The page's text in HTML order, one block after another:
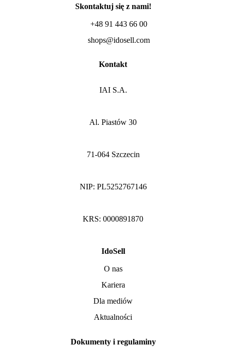
Skontaktuj się z nami!
+48 91 443 66 00
shops@idosell.com
Kontakt
IAI S.A.
Al. Piastów 30
71-064 Szczecin
NIP: PL5252767146
KRS: 0000891870
IdoSell
O nas
Kariera
Dla mediów
Aktualności
Dokumenty i regulaminy